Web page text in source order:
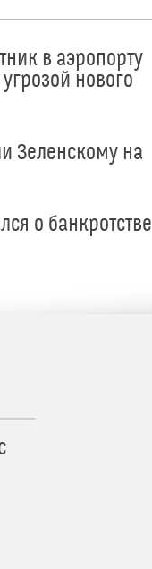
в аэропорту
нового
Зеленскому на
о банкротстве